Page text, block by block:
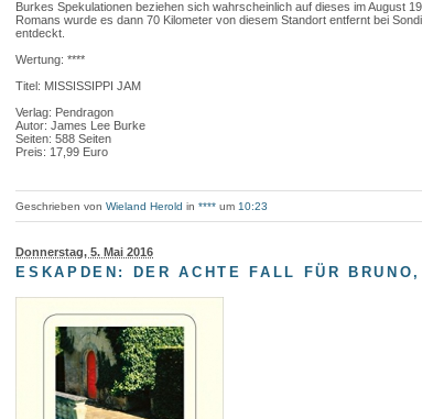
Burkes Spekulationen beziehen sich wahrscheinlich auf dieses im August
Romans wurde es dann 70 Kilometer von diesem Standort entfernt bei
entdeckt.
Wertung: ****
Titel: MISSISSIPPI JAM
Verlag: Pendragon
Autor: James Lee Burke
Seiten: 588 Seiten
Preis: 17,99 Euro
Geschrieben vonWieland Herold in**** um 10:23
Donnerstag, 5. Mai 2016
ESKAPDEN: DER ACHTE FALL FÜR